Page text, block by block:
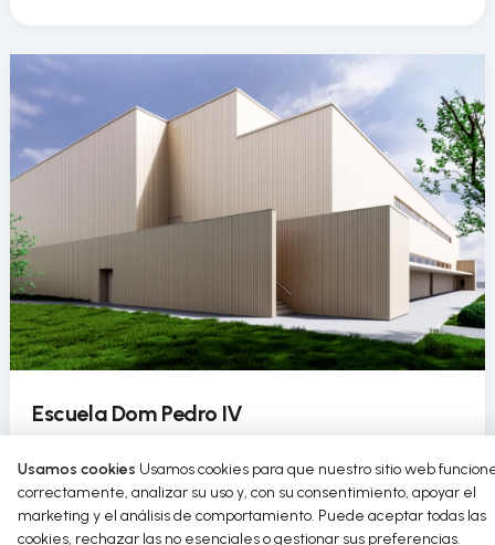
Escuela Dom Pedro IV
agua en su pabellón deportivo como parte de un
proyecto de rehabilitación sostenible.
Usamos cookies Usamos cookies para que nuestro sitio web
correctamente, analizar su uso y, con su consentimiento, apoyar el
marketing y el análisis de comportamiento. Puede aceptar todas las
cookies, rechazar las no esenciales o gestionar sus preferencias.